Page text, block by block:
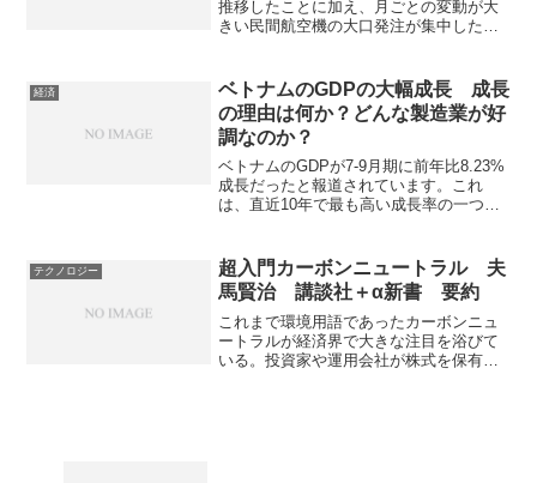
推移したことに加え、月ごとの変動が大
きい民間航空機の大口発注が集中したこ
などを知ることができます。
経済
ベトナムのGDPの大幅成長 成長
の理由は何か？どんな製造業が好
調なのか？
ベトナムのGDPが7-9月期に前年比8.23%
成長だったと報道されています。これ
は、直近10年で最も高い成長率の一つで
接投資の流入に牽引されています。どの
ような製造業が好調なのか、今後の見通
しはどうかを知ることができます。
テクノロジー
超入門カーボンニュートラル 夫
馬賢治 講談社＋α新書 要約
これまで環境用語であったカーボンニュ
ートラルが経済界で大きな注目を浴びて
いる。投資家や運用会社が株式を保有す